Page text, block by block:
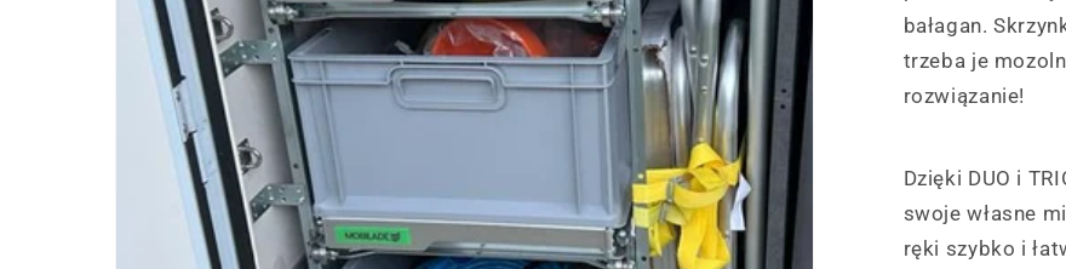
bałagan.
trzeba je
rozwiązanie!
Dzięki DUO i
swoje własne
ręki szybko i